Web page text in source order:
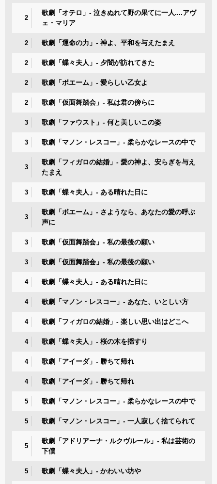
2
歌劇「オテロ」- 泣きぬれて野の果てに一人....アヴ
ェ・マリア
2 歌劇「運命の力」- 神よ、平和を与えたまえ
2 歌劇「蝶々夫人」- 夕闇が訪れてきた
2 歌劇「ボエーム」- 愛らしい乙女よ
2 歌劇「仮面舞踏会」- 私は君の傍らに
3 歌劇「ファウスト」- 何と美しいこの姿
3 歌劇「マノン・レスコー」- 柔らかなレースの中で
3
歌劇「フィガロの結婚」- 愛の神よ、安らぎを与え
たまえ
3 歌劇「蝶々夫人」- ある晴れた日に
3
歌劇「ボエーム」- さようなら、あなたの愛の呼ぶ
声に
3 歌劇「仮面舞踏会」- 私の最後の願い
3 歌劇「仮面舞踏会」- 私の最後の願い
4 歌劇「蝶々夫人」- ある晴れた日に
4 歌劇「マノン・レスコー」- あなた、いとしい方
4 歌劇「フィガロの結婚」- 楽しい思い出はどこへ
4 歌劇「蝶々夫人」- 桜の木を揺すり
4 歌劇「アイーダ」- 勝ちて帰れ
4 歌劇「アイーダ」- 勝ちて帰れ
5 歌劇「マノン・レスコー」- 柔らかなレースの中で
5 歌劇「マノン・レスコー」- 一人寂しく捨てられて
5
歌劇「アドリアーナ・ルクヴルール」- 私は芸術の
下僕
5 歌劇「蝶々夫人」- かわいい坊や